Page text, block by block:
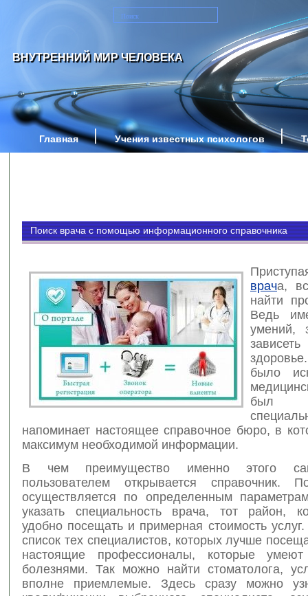
ВНУТРЕННИЙ МИР ЧЕЛОВЕКА
Главная Учения известных психологов
Поиск врача с помощью информационного справочника
врача,
найти
Ведь
умений,
было
был
напоминает настоящее справочное бюро, в
максимум необходимой информации.
В чем преимущество именно этого
пользователем открывается справочник.
осуществляется по определенным
указать специальность врача, тот район,
удобно посещать и примерная стоимость услуг.
список тех специалистов, которых лучше
настоящие профессионалы, которые
болезнями. Так можно найти стоматолога,
вполне приемлемые. Здесь сразу можно